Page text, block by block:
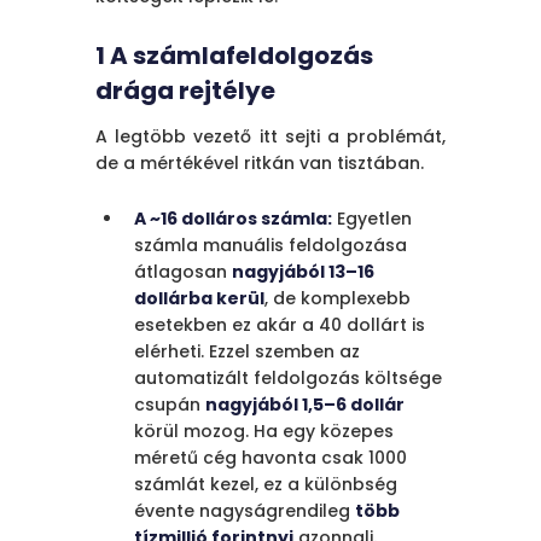
dolláros automatizált
középméretű cég, amely
havonta 1000 számlát
dollárt spórolhatna. A
kézi folyamatok
(8-10 nap vs. 2-3
automatizáltan), emberi
hibákat (akár 53
dollárba kerülhet egy
hiba javítása) és dupla
kifizetéseket okoznak,
ami elérheti a teljes
költségek 1,5%-át.
A megoldás: A
beszerzési
automatizálás nem csak
költségcsökkentés –
1 A számlafeldolgozás
drága rejtélye
A legtöbb vezető itt sejti a problémát,
de a mértékével ritkán van tisztában.
A ~16 dolláros számla: Egyetlen
számla manuális feldolgozása
átlagosan nagyjából 13–16
dollárba kerül, de komplexebb
esetekben ez akár a 40 dollárt is
elérheti. Ezzel szemben az
automatizált feldolgozás költsége
csupán nagyjából 1,5–6 dollár
körül mozog. Ha egy közepes
méretű cég havonta csak 1000
számlát kezel, ez a különbség
évente nagyságrendileg több